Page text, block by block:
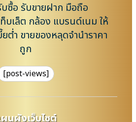
บซื้อ รับขายฝาก มือถือ
บเล็ต กล้อง แบรนด์เนม ให้
ต่ำ ขายของหลุดจำนำราคา
ถูก
[post-views]
นผังเว็บไซต์